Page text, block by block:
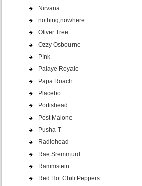
Nirvana
nothing,nowhere
Oliver Tree
Ozzy Osbourne
P!nk
Palaye Royale
Papa Roach
Placebo
Portishead
Post Malone
Pusha-T
Radiohead
Rae Sremmurd
Rammstein
Red Hot Chili Peppers